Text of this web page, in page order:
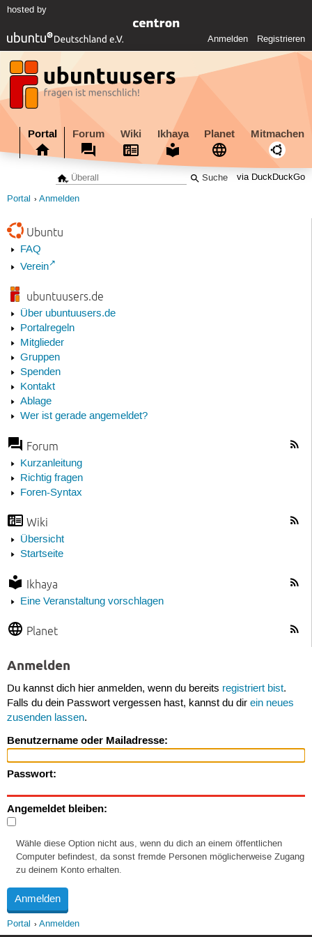
hosted by
Anmelden Registrieren
Portal Forum Wiki Ikhaya Planet Mitmachen
via DuckDuckGo
Portal Anmelden
Ubuntu
FAQ
Verein
ubuntuusers.de
Über ubuntuusers.de
Portalregeln
Mitglieder
Gruppen
Spenden
Kontakt
Ablage
Wer ist gerade angemeldet?
Forum
Kurzanleitung
Richtig fragen
Foren-Syntax
Wiki
Übersicht
Startseite
Ikhaya
Eine Veranstaltung vorschlagen
Planet
Anmelden
Du kannst dich hier anmelden, wenn du bereits registriert bist.
Falls du dein Passwort vergessen hast, kannst du dir ein neues
zusenden lassen.
Benutzername oder Mailadresse:
Passwort:
Angemeldet bleiben:
Wähle diese Option nicht aus, wenn du dich an einem öffentlichen
Computer befindest, da sonst fremde Personen möglicherweise Zugang
zu deinem Konto erhalten.
Portal Anmelden